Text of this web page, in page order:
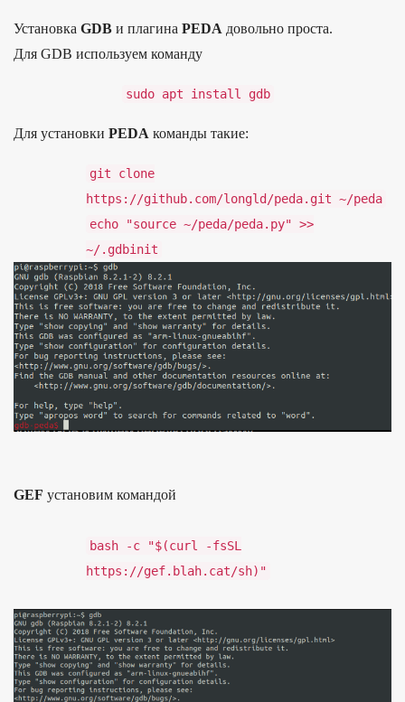
Ус­танов­ка GDB и пла­гина PEDA доволь­но прос­та.
Для GDB исполь­зуем коман­ду
sudo apt install gdb
Для уста­нов­ки PEDA коман­ды такие:
git clone
https : //github. com/longld/peda. git ~/peda
echo
"source ~/peda/peda. py" >>
~/. gdbinit
GEF уста­новим коман­дой
bash -c "$(curl
-fsSL
https://gef. blah. cat/sh) "